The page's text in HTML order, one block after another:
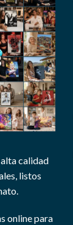
calidad
listos
online para